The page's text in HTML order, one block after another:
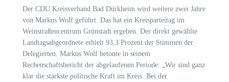
Der CDU Kreisverband Bad Dürkheim wird weitere zwei Jahre
von Markus Wolf geführt. Das hat ein Kreisparteitag im
Weinstraßencentrum Grünstadt ergeben. Der direkt gewählte
Landtagsabgeordnete erhielt 93,3 Prozent der Stimmen der
Delegierten. Markus Wolf betonte in seinem
Rechenschaftsbericht der abgelaufenen Periode: „Wir sind ganz
klar die stärkste politische Kraft im Kreis. Bei der